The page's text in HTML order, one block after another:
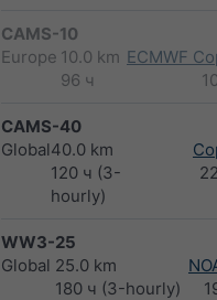
CAMS-10
Europe 10.0 km
96 ч
ECMWF
CAMS-40
Global40.0 km
120 ч (3-
hourly)
WW3-25
Global 25.0 km
180 ч (3-hourly)